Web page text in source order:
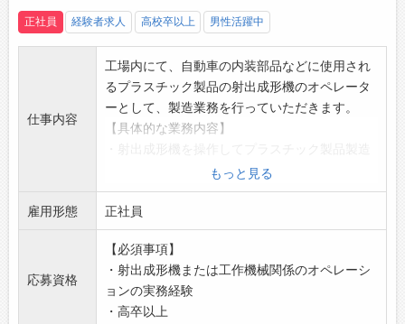
【利便性◎】
・職場から徒歩11分の場所にコンビニがあり、
ちょっとした買い物にも便利です♪
・車通勤OKで通勤ストレス軽減！
・無料駐車場完備だから、日々の通勤も快適で
す◎
【こんな方にオススメ♪】
◆立ち仕事のほうが働きやすいと感じる方
◇未経験だけど新しいことにチャレンジしてみ
たい方
方
正社員 経験者求人 高校卒以上 男性活躍中
仕事内容
工場内にて、自動車の内装部品などに使用され
るプラスチック製品の射出成形機のオペレータ
ーとして、製造業務を行っていただきます。
【具体的な業務内容】
・金型の交換（クレーン使用）、樹脂材料の供
給
・新型量産製品の立ち上げ（成形条件の検討・
設定）など
【おすすめポイント】
◆年間休日119日！
・しっかりと休暇を確保でき、プライベートも
充実！
もっと見る
雇用形態 正社員
応募資格
【必須事項】
・射出成形機または工作機械関係のオペレーシ
ョンの実務経験
・高卒以上